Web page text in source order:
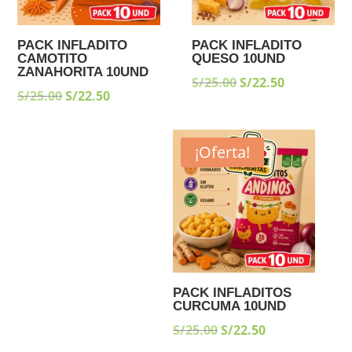
PACK INFLADITO
CAMOTITO
ZANAHORITA 10UND
S/25.00EL
S/22.50EL
PACK INFLADITO
QUESO 10UND
S/25.00EL
ERA:
S/25.00.
S/22.50EL
S/22.50.
¡Oferta!
PACK INFLADITOS
CURCUMA 10UND
S/25.00EL
S/22.50EL